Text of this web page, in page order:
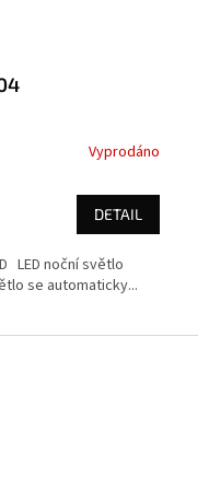
Vyprodáno
DETAIL
LED noční světlo
se automaticky...